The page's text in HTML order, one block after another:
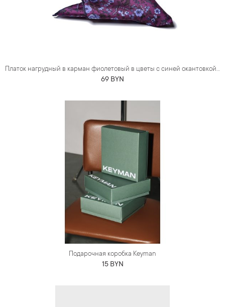
Платок нагрудный в карман фиолетовый в цветы с синей окантовкой (шелк)
69 BYN
Подарочная коробка Keyman
15 BYN